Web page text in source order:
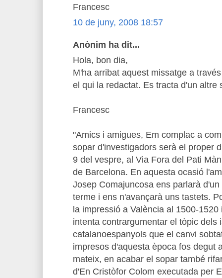
Francesc
10 de juny, 2008 18:57
Anònim ha dit...
Hola, bon dia,
M'ha arribat aquest missatge a
el qui la redactat. Es tracta d'un altre
Francesc
"Amics i amigues, Em complac a
sopar d'investigadors serà el proper
9 del vespre, al Via Fora del Pati
de Barcelona. En aquesta ocasió
Josep Comajuncosa ens parlarà
terme i ens n'avançarà uns tastets.
la impressió a València al 1500-
intenta contrargumentar el tòpic dels
catalanoespanyols que el canvi
impresos d'aquesta època fos degut
mateix, en acabar el sopar també
d'En Cristòfor Colom executada per